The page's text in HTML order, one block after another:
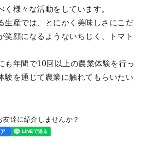
く様々な活動をしています。
生産では、とにかく美味しさにこだ
笑顔になるようないちじく、トマト
も年間で10回以上の農業体験を行っ
験を通じて農業に触れてもらいたい
友達に紹介しませんか？